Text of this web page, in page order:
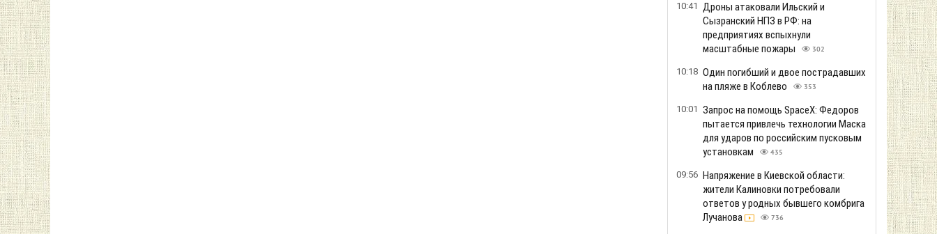
10:41 Дроны атаковали Ильский и
Сызранский НПЗ в РФ: на
предприятиях вспыхнули
масштабные пожары
302
10:18 Один погибший и двое пострадавших
на пляже в Коблево
353
10:01 Запрос на помощь SpaceX: Федоров
пытается привлечь технологии Маска
для ударов по российским пусковым
установкам
435
09:56 Напряжение в Киевской области:
жители Калиновки потребовали
ответов у родных бывшего комбрига
Лучанова
736